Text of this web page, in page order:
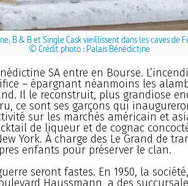
B & B et Single Cask vieillissent dans les caves de
© Crédit photo : Palais Bénédictine
SA entre en Bourse.
– épargnant néanmoins les
Il le reconstruit, plus grandiose
ce sont ses garçons qui
sur les marchés américain et
de liqueur et de cognac
York. À charge des Le Grand de
enfants pour préserver le clan.
seront fastes. En 1950, la
Haussmann, a des